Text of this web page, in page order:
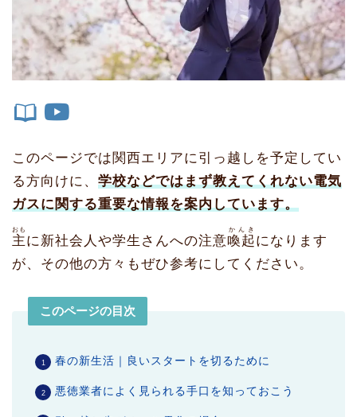
このページでは関西エリアに引っ越しを予定してい
る方向けに、 学校などではまず教えてくれない電気
ガスに関する重要な情報を案内しています。
主
おも
に新社会人や学生さんへの注意喚起
かんき
になります
が、その他の方々もぜひ参考にしてください。
このページの目次
春の新生活｜良いスタートを切るために
悪徳業者によく見られる手口を知っておこう